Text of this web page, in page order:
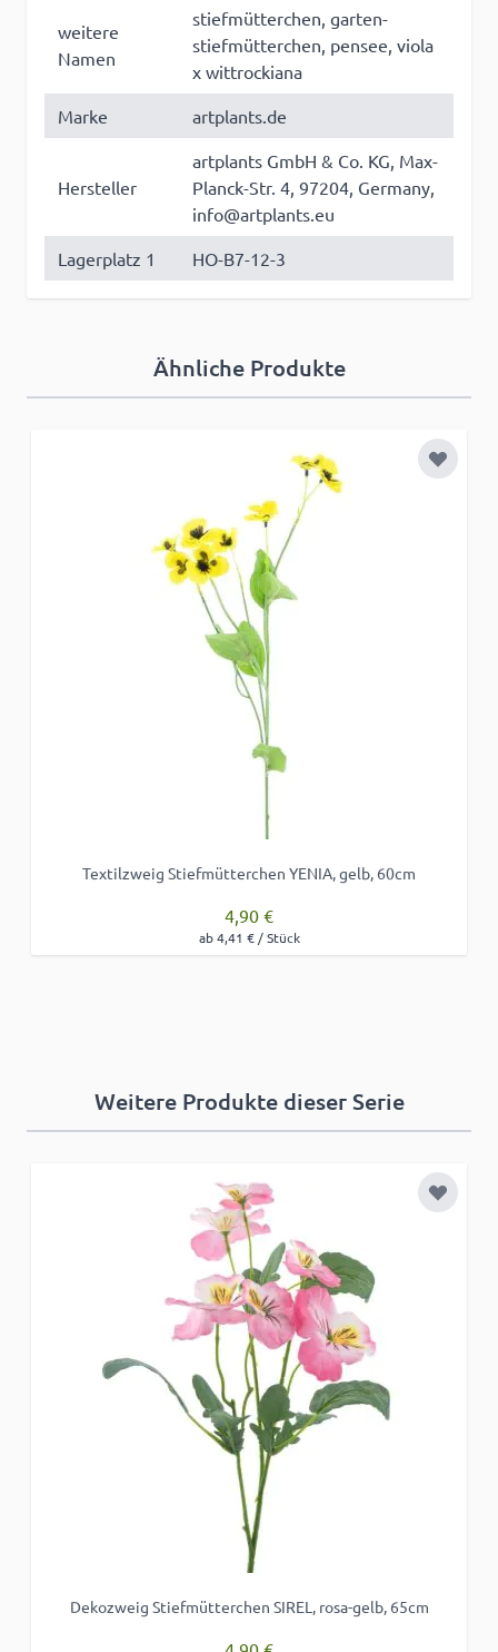
weitere
Namen
stiefmütterchen, garten-
stiefmütterchen, pensee, viola
x wittrockiana
Marke
artplants.de
Hersteller
artplants GmbH & Co. KG, Max-
Planck-Str. 4, 97204, Germany,
info@artplants.eu
Lagerplatz 1
HO-B7-12-3
Ähnliche Produkte
Zur
Textilzweig Stiefmütterchen YENIA, gelb, 60cm
4,90 €
ab 4,41 € / Stück
Weitere Produkte dieser Serie
Zur
Dekozweig Stiefmütterchen SIREL, rosa-gelb, 65cm